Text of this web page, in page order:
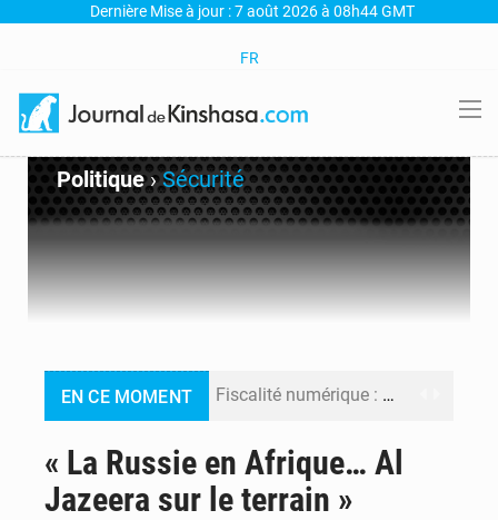
Dernière Mise à jour : 7 août 2026 à 08h44 GMT
FR
Politique›Sécurité
EN CE MOMENT Fiscalité numérique : Seules les startups bénéficient de l’exonération, mais l’arrêté interministériel reste en vigueur (Mise au point)
RDC : Kinshasa annonce des analyses croisées après des allégations sur des traces d’uranium dans le cobalt exporté
« La Russie en Afrique… Al
Jazeera sur le terrain »